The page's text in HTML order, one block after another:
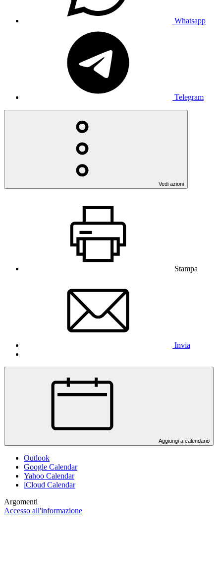
Whatsapp
Telegram
Vedi azioni
Stampa
Invia
Aggiungi a calendario
Outlook
Google Calendar
Yahoo Calendar
iCloud Calendar
Argomenti
Accesso all'informazione